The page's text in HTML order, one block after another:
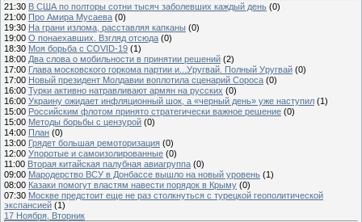
21:30 В США по полторы сотни тысяч заболевших каждый день (0)
21:00 Про Амира Мусаева (0)
19:30 На грани излома, расставляя капканы (0)
19:00 О понаехавших. Взгляд отсюда (0)
18:30 Моя борьба с COVID-19 (1)
18:00 Два слова о мобильности в принятии решений (2)
17:00 Глава московского горкома партии и...Уругвай. Полный Уругвай (0)
17:00 Новый президент Молдавии воплотила сценарий Сороса (0)
16:00 Турки активно натравливают армян на русских (0)
16:00 Украину ожидает инфляционный шок, а «черный день» уже наступил (1)
15:00 Российским флотом принято стратегически важное решение (0)
15:00 Методы борьбы с цензурой (0)
14:00 План (0)
13:00 Грядет большая ремоторизация (0)
12:00 Упоротые и самоизолированные (0)
11:00 Вторая китайская палубная авиагруппа (0)
09:00 Мародерство ВСУ в Донбассе вышло на новый уровень (1)
08:00 Казаки помогут властям навести порядок в Крыму (0)
07:30 Москве предстоит еще не раз столкнуться с турецкой геополитической
экспансией (1)
17 Ноября, Вторник